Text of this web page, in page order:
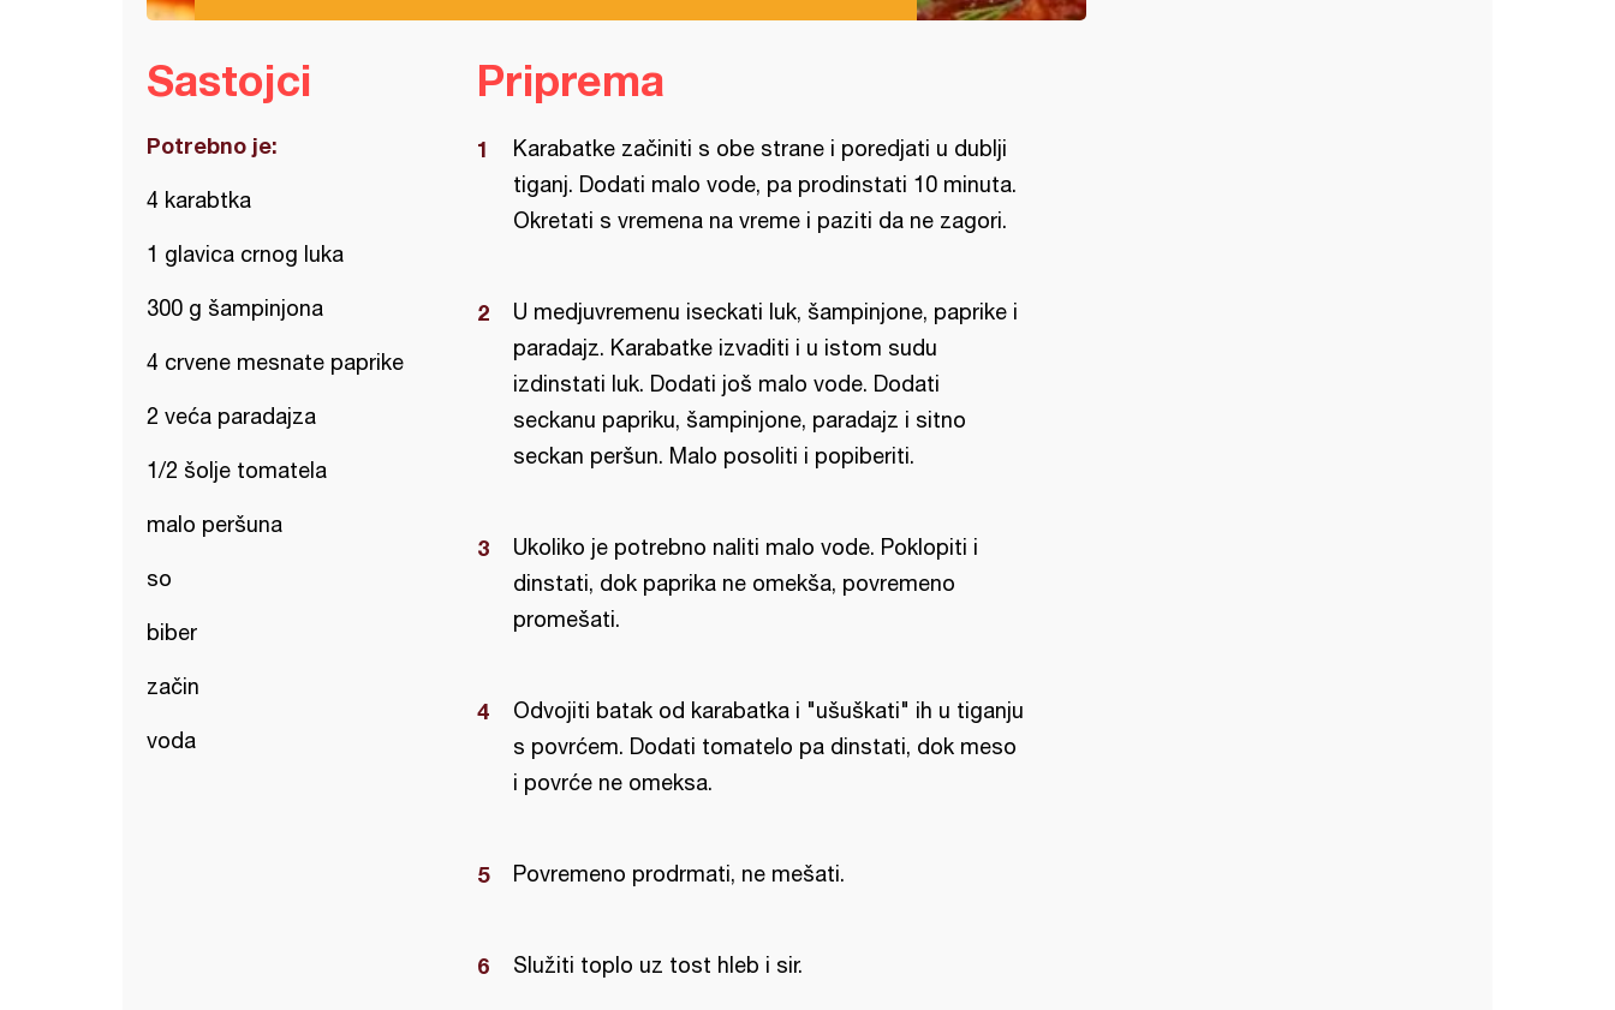
Sastojci
Potrebno je:
4 karabtka
1 glavica crnog luka
300 g šampinjona
4 crvene mesnate paprike
2 veća paradajza
1/2 šolje tomatela
malo peršuna
so
biber
začin
voda
Priprema
Karabatke začiniti s obe strane i poredjati u dublji
tiganj. Dodati malo vode, pa prodinstati 10 minuta.
Okretati s vremena na vreme i paziti da ne zagori.
U medjuvremenu iseckati luk, šampinjone, paprike i
paradajz. Karabatke izvaditi i u istom sudu
izdinstati luk. Dodati još malo vode. Dodati
seckanu papriku, šampinjone, paradajz i sitno
seckan peršun. Malo posoliti i popiberiti.
Ukoliko je potrebno naliti malo vode. Poklopiti i
dinstati, dok paprika ne omekša, povremeno
promešati.
Odvojiti batak od karabatka i "ušuškati" ih u tiganju
s povrćem. Dodati tomatelo pa dinstati, dok meso
i povrće ne omeksa.
Povremeno prodrmati, ne mešati.
Služiti toplo uz tost hleb i sir.